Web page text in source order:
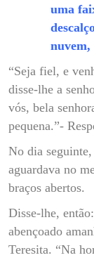
uma
nuvem,
“Seja fiel, e
disse-lhe a
vós, bela
pequena.”-
No dia
aguardava no
braços abertos.
Disse-lhe,
abençoado
Teresita. “Na